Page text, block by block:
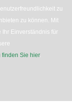
zu
zu können. Mit
Ihr Einverständnis für
finden Sie hier.